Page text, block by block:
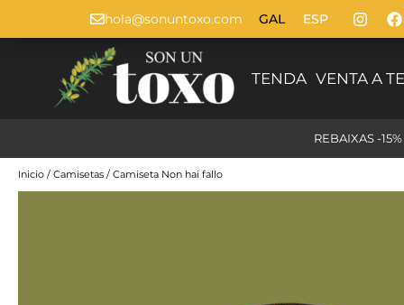
hola@sonuntoxo.com GAL ESP
TENDA VENTA A
REBAIXAS -
Inicio / Camisetas / Camiseta Non hai fallo